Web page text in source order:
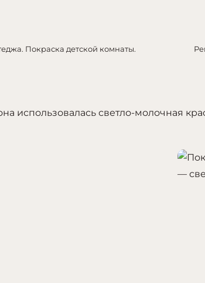
Покраска детской комнаты.
использовалась светло-молочная